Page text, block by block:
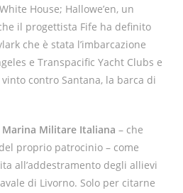
House; Hallowe’en, un
il progettista Fife ha definito
che è stata l’imbarcazione
e Transpacific Yacht Clubs e
contro Santana, la barca di
Marina Militare Italiana – che
proprio patrocinio – come
all’addestramento degli allievi
di Livorno. Solo per citarne